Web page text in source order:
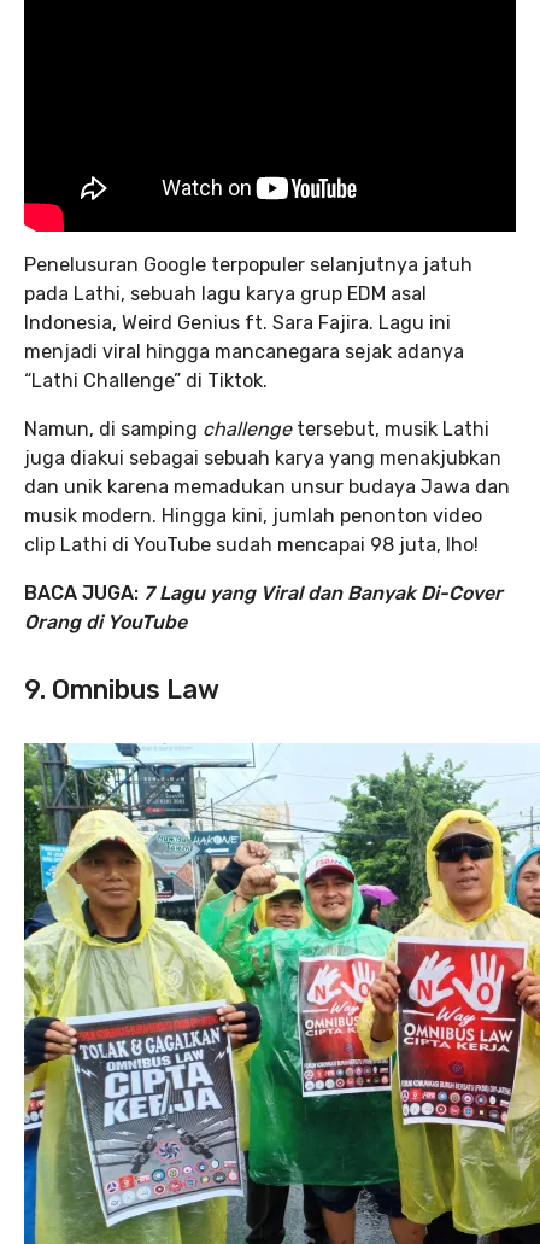
Penelusuran Google terpopuler selanjutnya jatuh
pada Lathi, sebuah lagu karya grup EDM asal
Indonesia, Weird Genius ft. Sara Fajira. Lagu ini
menjadi viral hingga mancanegara sejak adanya
“Lathi Challenge” di Tiktok.
Namun, di samping challengetersebut, musik Lathi
juga diakui sebagai sebuah karya yang menakjubkan
dan unik karena memadukan unsur budaya Jawa dan
musik modern. Hingga kini, jumlah penonton video
clip Lathi di YouTube sudah mencapai 98 juta, lho!
BACA JUGA: 7 Lagu yang Viral dan Banyak Di-Cover
Orang di YouTube
9. Omnibus Law